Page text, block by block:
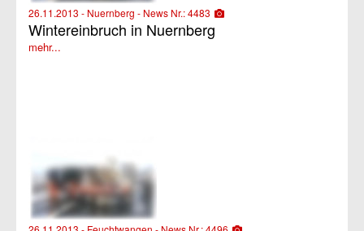
26.11.2013 - Nuernberg - News Nr.: 4483
Wintereinbruch in Nuernberg
mehr...